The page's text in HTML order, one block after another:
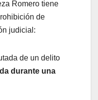
Romero tiene
de
judicial:
de un delito
durante una